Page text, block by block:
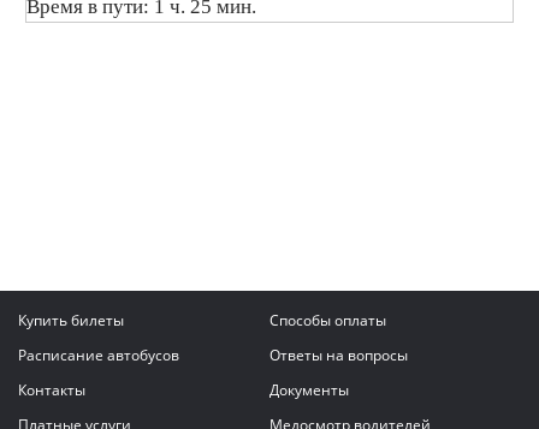
Время в пути: 1 ч. 25 мин.
Купить билеты
Способы оплаты
Расписание автобусов
Ответы на вопросы
Контакты
Документы
Платные услуги
Медосмотр водителей